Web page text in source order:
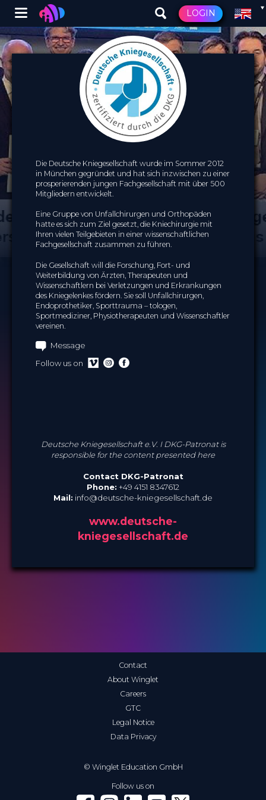
Skip
to
main
content
Winglet LOGIN
Die Deutsche Kniegesellschaft wurde im Sommer 2012
in München gegründet und hat sich inzwischen zu einer
prosperierenden jungen Fachgesellschaft mit über 500
Mitgliedern entwickelt.
Eine Gruppe von Unfallchirurgen und Orthopäden
hatte es sich zum Ziel gesetzt, die Kniechirurgie mit
Ihren vielen Teilgebieten in einer wissenschaftlichen
Fachgesellschaft zusammen zu führen.
Die Gesellschaft will die Forschung, Fort- und
Weiterbildung von Ärzten, Therapeuten und
Wissenschaftlern bei Verletzungen und Erkrankungen
des Kniegelenkes fördern. Sie soll Unfallchirurgen,
Endoprothetiker, Sporttrauma – tologen,
Sportmediziner, Physiotherapeuten und Wissenschaftler
vereinen.
Message
Follow us on
Deutsche Kniegesellschaft e.V. I DKG-Patronat is
responsible for the content presented here
Contact DKG-Patronat
Phone: +49 4151 8347612
Mail: info@deutsche-kniegesellschaft.de
www.deutsche-
kniegesellschaft.de
© Winglet Education GmbH
Contact
About Winglet
Careers
GTC
Legal Notice
Data Privacy
Follow us on